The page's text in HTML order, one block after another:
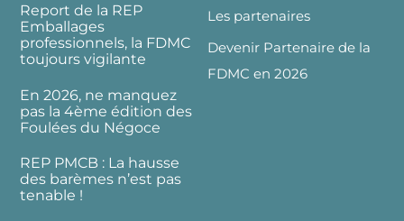
Report de la REP
Emballages
professionnels, la FDMC
toujours vigilante
En 2026, ne manquez
pas la 4ème édition des
Foulées du Négoce
REP PMCB : La hausse
des barèmes n’est pas
tenable !
Les partenaires
Devenir Partenaire de la
FDMC en 2026